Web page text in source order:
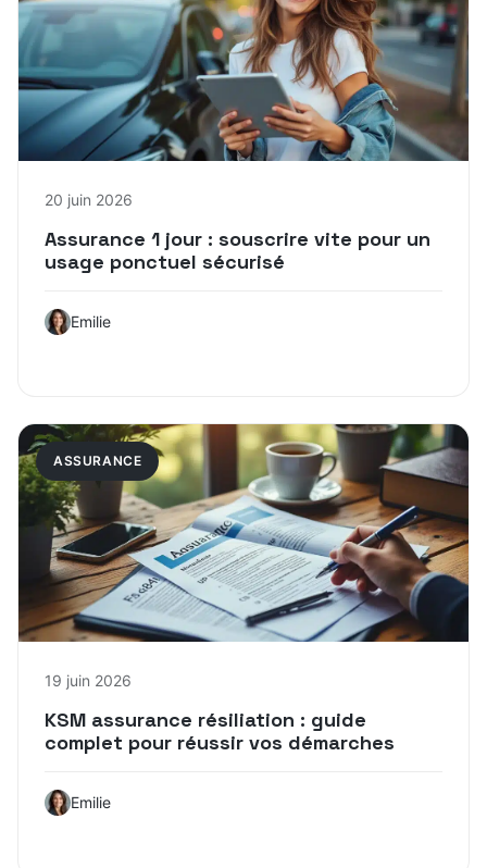
20 juin 2026
Assurance 1 jour : souscrire vite pour un
usage ponctuel sécurisé
Emilie
ASSURANCE
19 juin 2026
KSM assurance résiliation : guide
complet pour réussir vos démarches
Emilie